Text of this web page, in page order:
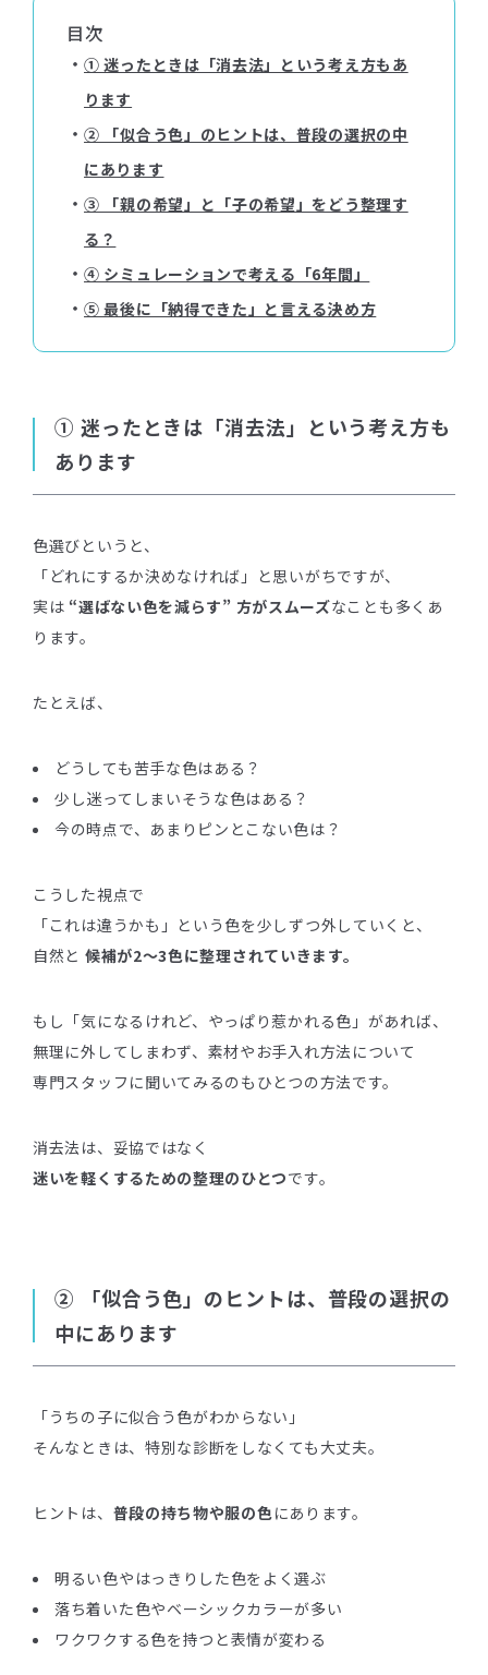
目次
・ ① 迷ったときは「消去法」という考え方もあ
ります
・ ② 「似合う色」のヒントは、普段の選択の中
にあります
・ ③ 「親の希望」と「子の希望」をどう整理す
る？
・ ④ シミュレーションで考える「6年間」
・ ⑤ 最後に「納得できた」と言える決め方
① 迷ったときは「消去法」という考え方も
あります
色選びというと、
「どれにするか決めなければ」と思いがちですが、
実は “選ばない色を減らす” 方がスムーズなことも多くあ
ります。
たとえば、
どうしても苦手な色はある？
少し迷ってしまいそうな色はある？
今の時点で、あまりピンとこない色は？
こうした視点で
「これは違うかも」という色を少しずつ外していくと、
自然と 候補が2〜3色に整理されていきます。
もし「気になるけれど、やっぱり惹かれる色」があれば、
無理に外してしまわず、素材やお手入れ方法について
専門スタッフに聞いてみるのもひとつの方法です。
消去法は、妥協ではなく
迷いを軽くするための整理のひとつです。
② 「似合う色」のヒントは、普段の選択の
中にあります
「うちの子に似合う色がわからない」
そんなときは、特別な診断をしなくても大丈夫。
ヒントは、 普段の持ち物や服の色にあります。
明るい色やはっきりした色をよく選ぶ
落ち着いた色やベーシックカラーが多い
ワクワクする色を持つと表情が変わる